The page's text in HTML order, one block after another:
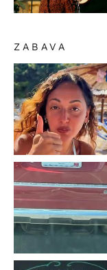
ZABAVA